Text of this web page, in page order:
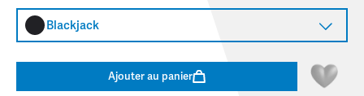
Blackjack
Ajouter au panier